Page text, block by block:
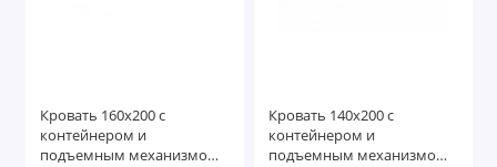
Кровать 160x200 c
контейнером и
подъемным механизмом
Кровать 140x200 c
контейнером и
подъемным механизмом